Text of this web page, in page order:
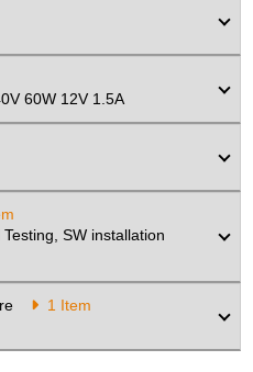
60W 12V 1.5A
SW installation
1 Item